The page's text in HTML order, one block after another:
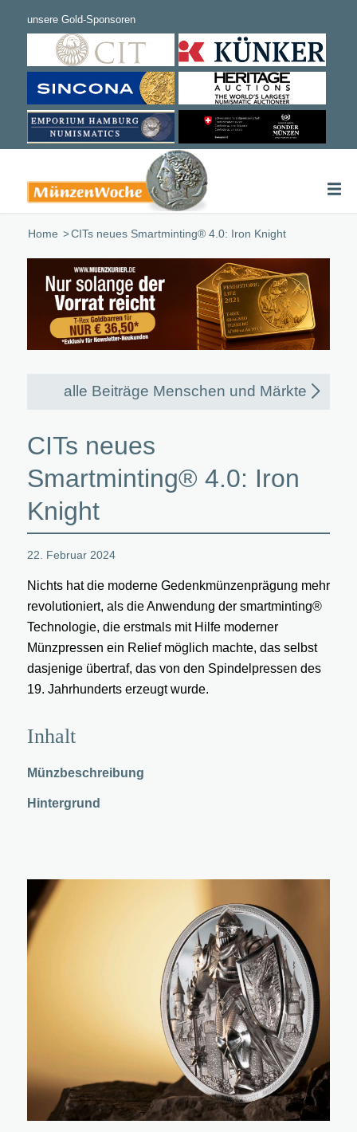
Home /CITs neues Smartminting® 4.0: Iron Knight
alle Beiträge Menschen und Märkte
CITs neues
Smartminting® 4.0: Iron
Knight
22. Februar 2024
Nichts hat die moderne Gedenkmünzenprägung mehr
revolutioniert, als die Anwendung der smartminting®
Technologie, die erstmals mit Hilfe moderner
Münzpressen ein Relief möglich machte, das selbst
dasjenige übertraf, das von den Spindelpressen des
19. Jahrhunderts erzeugt wurde.
Inhalt
Münzbeschreibung
Hintergrund